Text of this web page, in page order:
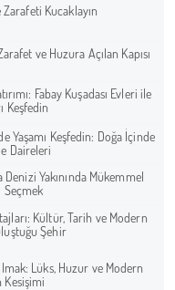
Kucaklayın
ve Huzura Açılan Kapısı
Fabay Kuşadası Evleri ile
Keşfedin
Yaşamı Keşfedin: Doğa İçinde
Daireleri
Yakınında Mükemmel
Seçmek
Kültür, Tarih ve Modern
Şehir
Lüks, Huzur ve Modern
Kesişimi